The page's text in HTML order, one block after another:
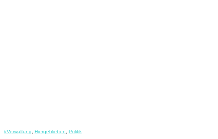
#Verwaltung Hiergeblieben Politik